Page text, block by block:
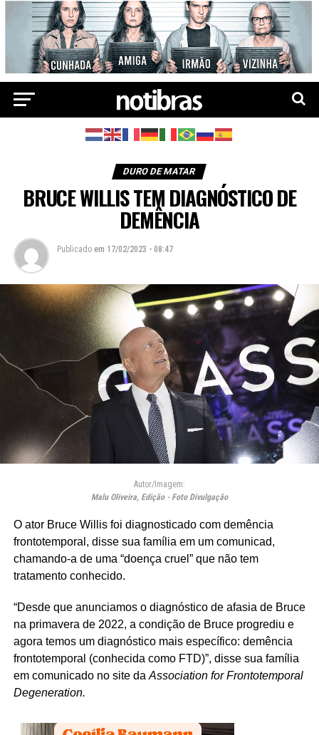
DURO DE MATAR
BRUCE WILLIS TEM DIAGNÓSTICO DE
DEMÊNCIA
Publicado em 17/02/2023 - 08:47
Autor/Imagem:
Malu Oliveira, Edição - Foto Divulgação
O ator Bruce Willis foi diagnosticado com demência
frontotemporal, disse sua família em um comunicad,
chamando-a de uma “doença cruel” que não tem
tratamento conhecido.
“Desde que anunciamos o diagnóstico de afasia de Bruce
na primavera de 2022, a condição de Bruce progrediu e
agora temos um diagnóstico mais específico: demência
frontotemporal (conhecida como FTD)”, disse sua família
em comunicado no site daAssociation for Frontotemporal
Degeneration.